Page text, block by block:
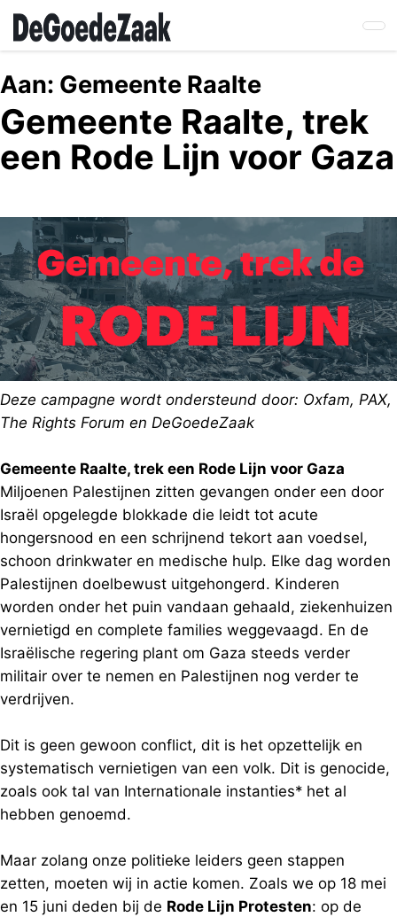
Skip
main
content
Aan: Gemeente Raalte
Gemeente Raalte, trek
een Rode Lijn voor Gaza
Deze campagne wordt ondersteund door: Oxfam, PAX,
The Rights Forum en DeGoedeZaak
Gemeente Raalte, trek een Rode Lijn voor Gaza
Miljoenen Palestijnen zitten gevangen onder een door
Israël opgelegde blokkade die leidt tot acute
hongersnood en een schrijnend tekort aan voedsel,
schoon drinkwater en medische hulp. Elke dag worden
Palestijnen doelbewust uitgehongerd. Kinderen
worden onder het puin vandaan gehaald, ziekenhuizen
vernietigd en complete families weggevaagd. En de
Israëlische regering plant om Gaza steeds verder
militair over te nemen en Palestijnen nog verder te
verdrijven.
Dit is geen gewoon conflict, dit is het opzettelijk en
systematisch vernietigen van een volk. Dit is genocide,
zoals ook tal van Internationale instanties* het al
hebben genoemd.
Maar zolang onze politieke leiders geen stappen
zetten, moeten wij in actie komen. Zoals we op 18 mei
en 15 juni deden bij de Rode Lijn Protesten: op de